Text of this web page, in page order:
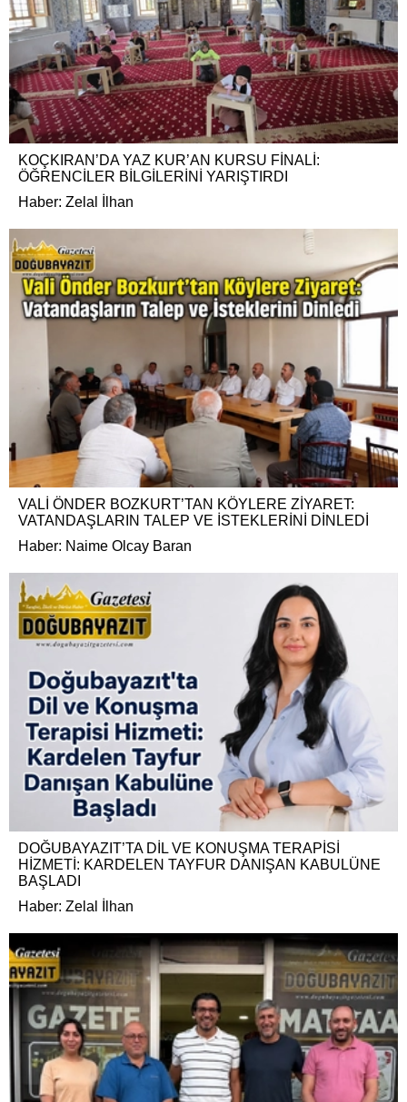
KOÇKIRAN’DA YAZ KUR’AN KURSU FİNALİ:
ÖĞRENCİLER BİLGİLERİNİ YARIŞTIRDI
Haber: Zelal İlhan
VALİ ÖNDER BOZKURT’TAN KÖYLERE ZİYARET:
VATANDAŞLARIN TALEP VE İSTEKLERİNİ DİNLEDİ
Haber: Naime Olcay Baran
DOĞUBAYAZIT’TA DİL VE KONUŞMA TERAPİSİ
HİZMETİ: KARDELEN TAYFUR DANIŞAN KABULÜNE
BAŞLADI
Haber: Zelal İlhan